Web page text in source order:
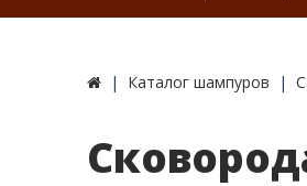
Каталог шампуров